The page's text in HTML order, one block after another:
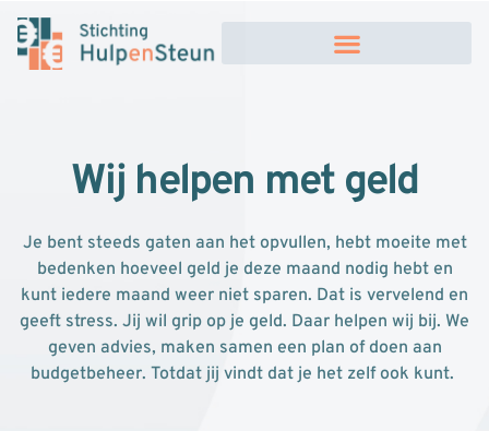
Wij helpen met geld
Je bent steeds gaten aan het opvullen, hebt moeite met
bedenken hoeveel geld je deze maand nodig hebt en
kunt iedere maand weer niet sparen. Dat is vervelend en
geeft stress. Jij wil grip op je geld. Daar helpen wij bij. We
geven advies, maken samen een plan of doen aan
budgetbeheer. Totdat jij vindt dat je het zelf ook kunt.